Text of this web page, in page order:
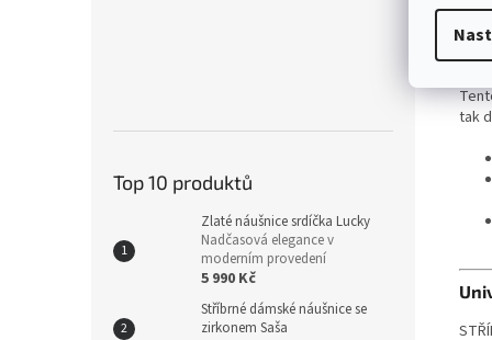
Top 10 produktů
Zlaté náušnice srdíčka Lucky
Nadčasová elegance v
moderním provedení
5 990 Kč
Stříbrné dámské náušnice se
zirkonem Saša
tak